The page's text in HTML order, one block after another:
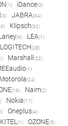
(1) iDance(3)
(3) JABRA(34)
Klipsch(32)
(6) LEA(1)
LOGITECH(28)
Marshall (22)
(1)
Motorola(24)
(16) Naim(2)
Nokia(17)
Oneplus(4)
(1) OZONE(5)